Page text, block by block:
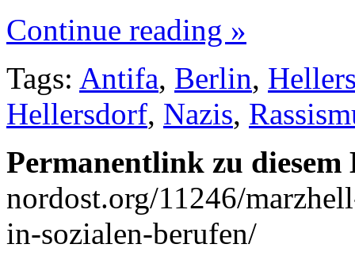
Continue reading »
Tags: Antifa, Berlin,
Hellersdorf, Nazis,
Permanentlink zu
nordost.org/11246/
in-sozialen-berufen/